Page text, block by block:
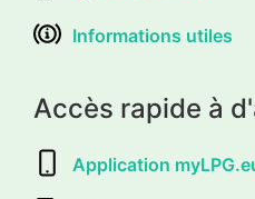
Informations utiles
Accès rapide à
Application